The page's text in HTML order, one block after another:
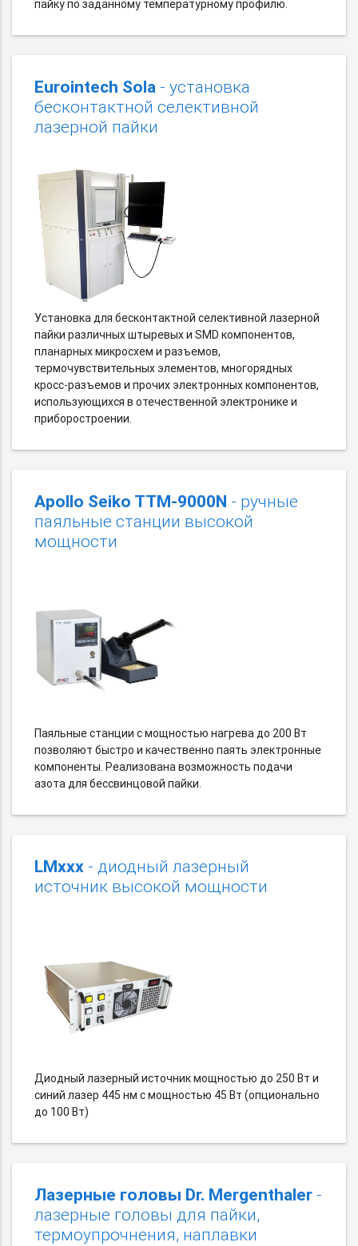
пайку по заданному температурному профилю.
Eurointech Sola - установка
бесконтактной селективной
лазерной пайки
Установка для бесконтактной селективной лазерной
пайки различных штыревых и SMD компонентов,
планарных микросхем и разъемов,
термочувствительных элементов, многорядных
кросс-разъемов и прочих электронных компонентов,
использующихся в отечественной электронике и
приборостроении.
Apollo Seiko TTM-9000N - ручные
паяльные станции высокой
мощности
Паяльные станции с мощностью нагрева до 200 Вт
позволяют быстро и качественно паять электронные
компоненты. Реализована возможность подачи
азота для бессвинцовой пайки.
LMxxx - диодный лазерный
источник высокой мощности
Диодный лазерный источник мощностью до 250 Вт и
синий лазер 445 нм с мощностью 45 Вт (опционально
до 100 Вт)
Лазерные головы Dr. Mergenthaler -
лазерные головы для пайки,
термоупрочнения, наплавки